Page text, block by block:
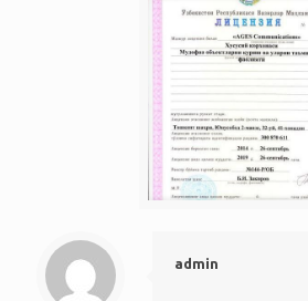
admin